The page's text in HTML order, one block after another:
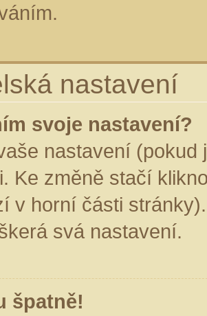
nastavení
svoje nastavení?
nastavení (pokud
Ke změně stačí
v horní části
svá nastavení.
špatně!